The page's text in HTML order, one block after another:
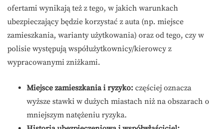
ofertami wynikają też z tego, w jakich warunkach
ubezpieczający będzie korzystać z auta (np. miejsce
zamieszkania, warianty użytkowania) oraz od tego, czy w
polisie występują współużytkownicy/kierowcy z
wypracowanymi zniżkami.
Miejsce zamieszkania i ryzyko: częściej oznacza
wyższe stawki w dużych miastach niż na obszarach o
mniejszym natężeniu ryzyka.